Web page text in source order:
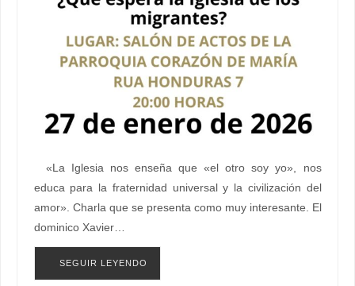
«La Iglesia nos enseña que «el otro soy yo», nos
educa para la fraternidad universal y la civilización del
amor». Charla que se presenta como muy interesante. El
dominico Xavier…
SEGUIR LEYENDO